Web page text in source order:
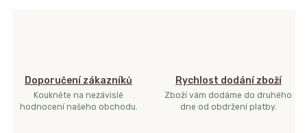
Doporučení zákazníků
Koukněte na nezávislé
hodnocení našeho obchodu.
Rychlost dodání zboží
Zboží vám dodáme do druhého
dne od obdržení platby.